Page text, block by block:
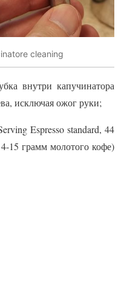
cleaning
внутри капучинатора
исключая ожог руки;
Espresso standard, 44
15 грамм молотого кофе)